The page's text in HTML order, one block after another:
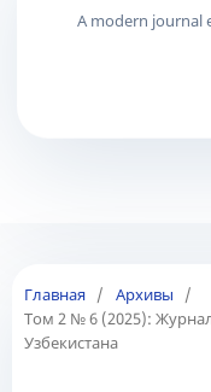
Главная / Архивы
/
Том 2 № 6 (2025):
Узбекистана